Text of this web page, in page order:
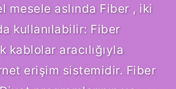
mesele aslında Fiber , iki
kullanılabilir: Fiber
kablolar aracılığıyla
erişim sistemidir. Fiber